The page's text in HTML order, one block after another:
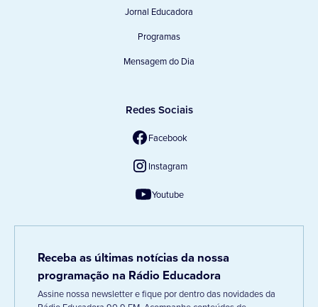
Jornal Educadora
Programas
Mensagem do Dia
Redes Sociais
Facebook
Instagram
Youtube
Receba as últimas notícias da nossa
programação na Rádio Educadora
Assine nossa newsletter e fique por dentro das novidades da